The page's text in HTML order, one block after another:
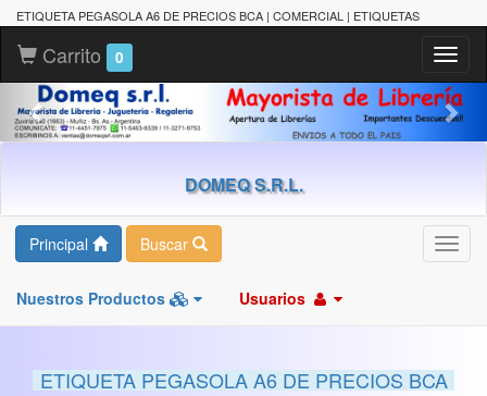
ETIQUETA PEGASOLA A6 DE PRECIOS BCA | COMERCIAL | ETIQUETAS
Carrito 0
DOMEQ S.R.L.
Principal Buscar
Nuestros Productos Usuarios
ETIQUETA PEGASOLA A6 DE PRECIOS BCA